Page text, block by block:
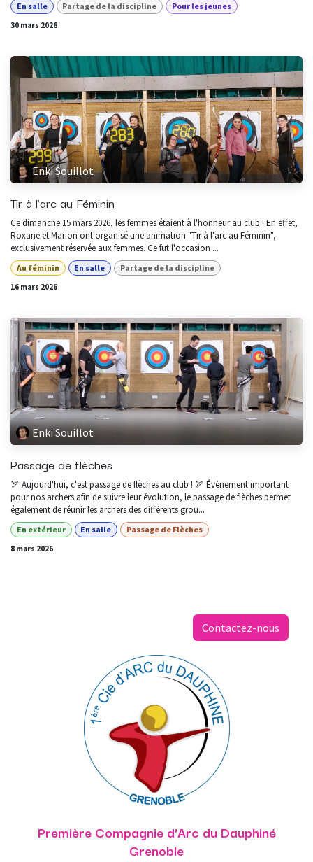
En salle Partage de la discipline Pour les jeunes
30 mars 2026
Enki Souillot
Tir à l'arc au Féminin
Ce dimanche 15 mars 2026, les femmes étaient à l'honneur au club ! En effet,
Roxane et Marion ont organisé une animation "Tir à l'arc au Féminin",
exclusivement réservée aux femmes. Ce fut l'occasion ...
Au féminin En salle Partage de la discipline
16 mars 2026
Enki Souillot
Passage de flèches
🏹 Aujourd'hui, c'est passage de flèches au club ! 🏹 Évènement important
pour nos archers afin de suivre leur évolution, le passage de flèches permet
également de réunir les archers des différents grou...
En extérieur En salle Passage de Flèches
8 mars 2026
Contactez-nous
Première Compagnie d'Arc du Dauphiné
Grenoble